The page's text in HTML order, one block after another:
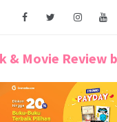
& Movie Review